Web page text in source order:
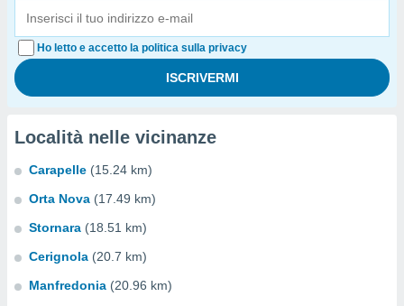
Ho letto e accetto la politica sulla privacy
Località nelle vicinanze
Carapelle (15.24 km)
Orta Nova (17.49 km)
Stornara (18.51 km)
Cerignola (20.7 km)
Manfredonia (20.96 km)